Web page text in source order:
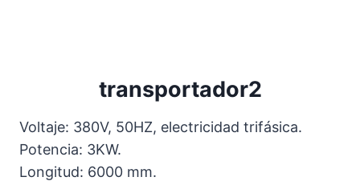
transportador2
Voltaje: 380V, 50HZ, electricidad trifásica.
Potencia: 3KW.
Longitud: 6000 mm.